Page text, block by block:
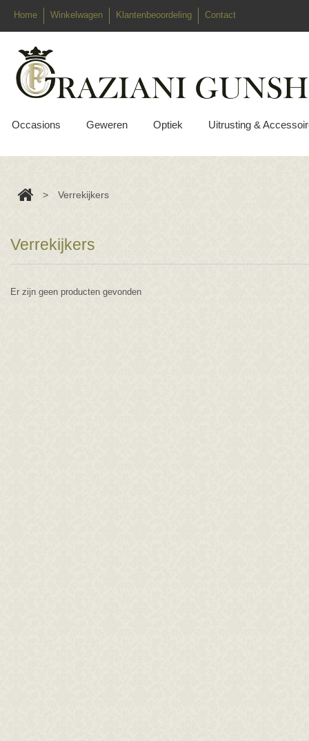
Home Winkelwagen Klantenbeoordeling Contact
Occasions Geweren Optiek Uitrusting &
> Verrekijkers
Verrekijkers
Er zijn geen producten gevonden